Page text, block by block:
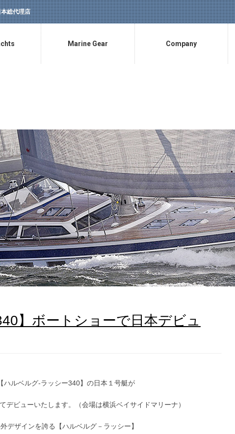
総代理店
報 Marine Gear
マリン用品販売 Company
会社概要
】ボートショーで日本デビュ
ハルベルグ-ラッシー340】の日本１号艇が
ビューいたします。（会場は横浜ベイサイドマリーナ）
デザインを誇る【ハルベルグ－ラッシー】